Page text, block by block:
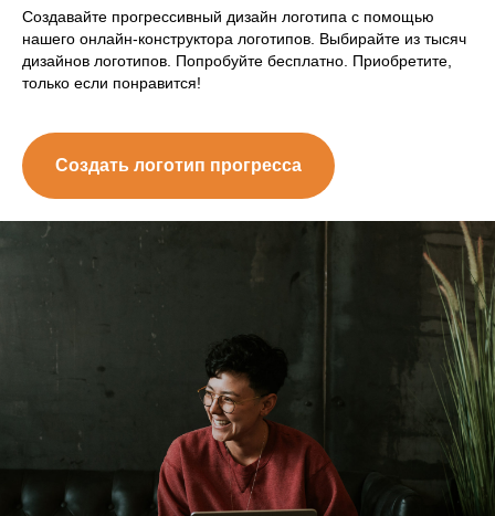
Создавайте прогрессивный дизайн логотипа с помощью
нашего онлайн-конструктора логотипов. Выбирайте из тысяч
дизайнов логотипов. Попробуйте бесплатно. Приобретите,
только если понравится!
Создать логотип прогресса